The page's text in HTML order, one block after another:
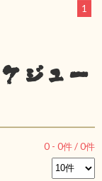
1
ジュー
0 - 0件 /0件